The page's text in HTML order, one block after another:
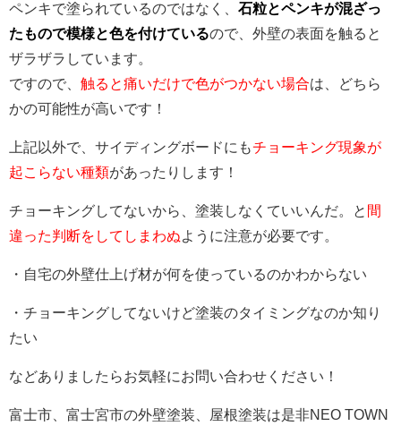
ペンキで塗られているのではなく、 石粒とペンキが混ざっ
たもので模様と色を付けているので、外壁の表面を触ると
ザラザラしています。
ですので、 触ると痛いだけで色がつかない場合は、どちら
かの可能性が高いです！
上記以外で、サイディングボードにもチョーキング現象が
起こらない種類があったりします！
チョーキングしてないから、塗装しなくていいんだ。と 間
違った判断をしてしまわぬように注意が必要です。
・自宅の外壁仕上げ材が何を使っているのかわからない
・チョーキングしてないけど塗装のタイミングなのか知り
たい
などありましたらお気軽にお問い合わせください！
富士市、富士宮市の外壁塗装、屋根塗装は是非NEO TOWN